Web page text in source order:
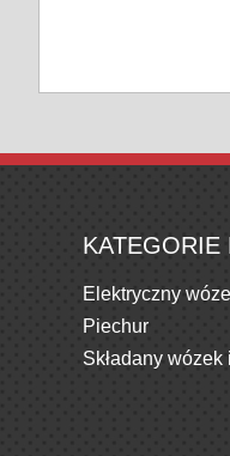
KATEGORIE
Elektryczny
Piechur
Składany